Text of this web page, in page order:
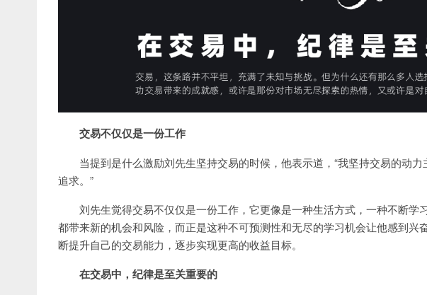
交易不仅仅是一份工作
当提到是什么激励刘先生坚持交易的时候，他表示道，“我坚持交易的动
追求。”
刘先生觉得交易不仅仅是一份工作，它更像是一种生活方式，一种不断学
都带来新的机会和风险，而正是这种不可预测性和无尽的学习机会让他感到兴
断提升自己的交易能力，逐步实现更高的收益目标。
在交易中，纪律是至关重要的